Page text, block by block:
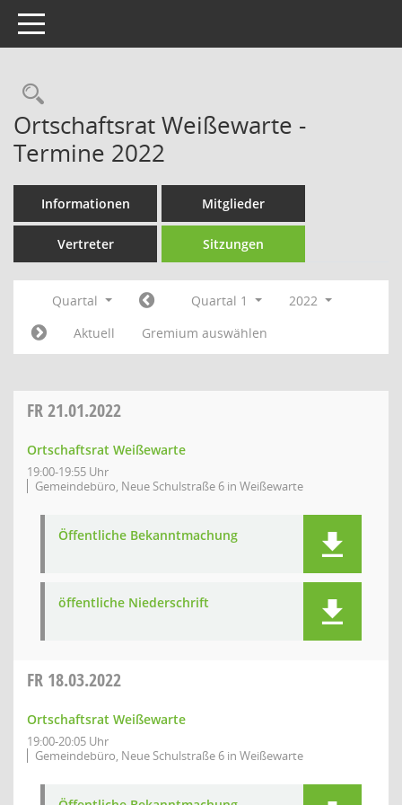
Toggle navigation
Rechercheauswahl
Ortschaftsrat Weißewarte -
Termine 2022
Informationen Mitglieder
Vertreter Sitzungen
Quartal Quartal 1
2022
Aktuell
Gremium auswählen
FR21.01.2022
Ortschaftsrat Weißewarte
19:00-19:55 Uhr
Gemeindebüro, Neue Schulstraße 6 in Weißewarte
Öffentliche Bekanntmachung
öffentliche Niederschrift
FR 18.03.2022
Ortschaftsrat Weißewarte
19:00-20:05 Uhr
Gemeindebüro, Neue Schulstraße 6 in Weißewarte